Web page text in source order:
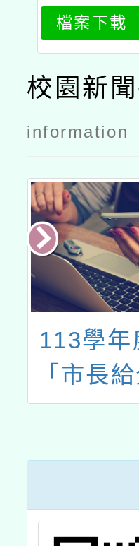
檔案下載
校園新
information
113學年
「市長
國中小
的一封